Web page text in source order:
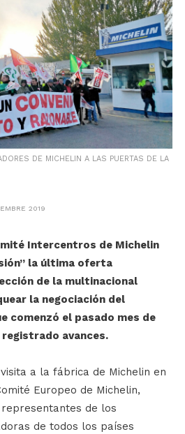
DE MICHELIN A LAS PUERTAS DE LA
2019
Intercentros de Michelin
la última oferta
de la multinacional
la negociación del
comenzó el pasado mes de
registrado avances.
a la fábrica de Michelin en
Europeo de Michelin,
de los
de todos los países